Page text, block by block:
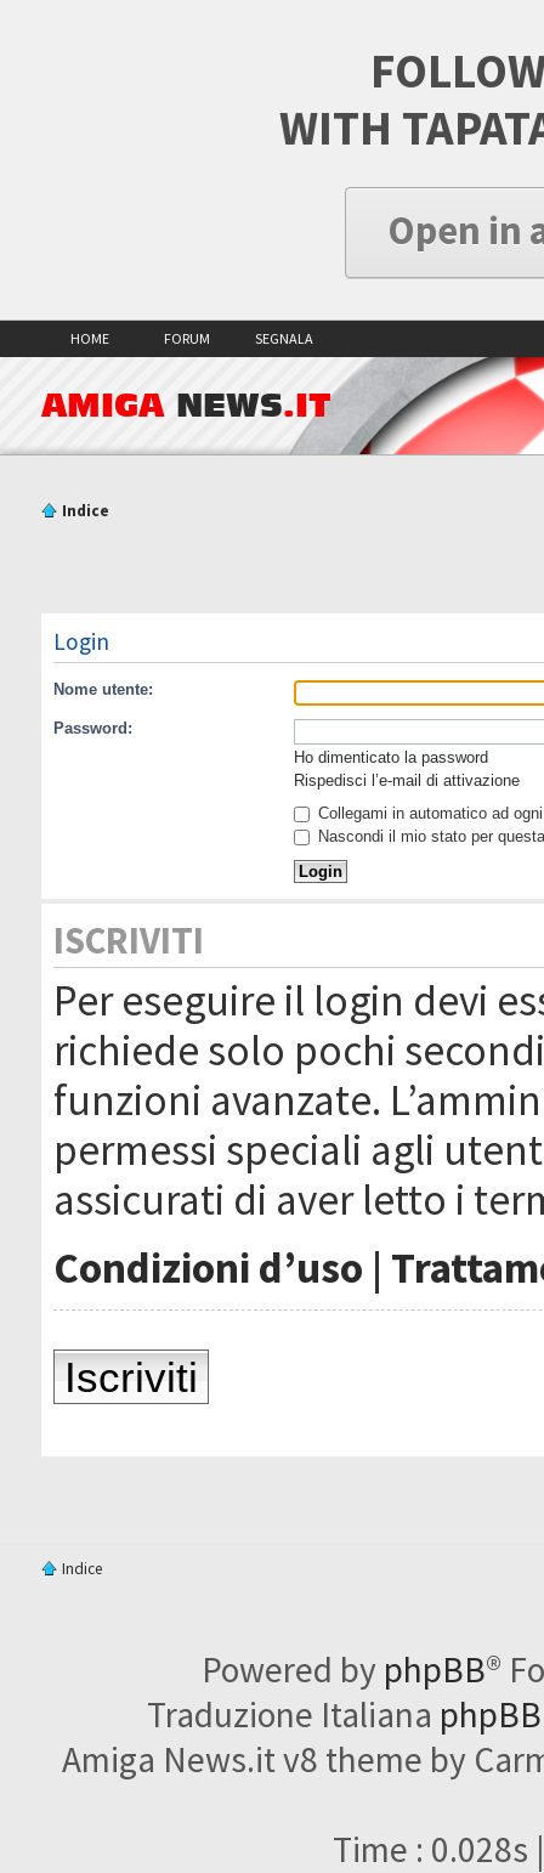
WITH
Open in
HOME FORUM SEGNALA
AMIGA NEWS.IT
Indice
Login
Nome utente:
Password:
Ho dimenticato la password
Rispedisci l’e-mail di attivazione
Collegami in automatico ad
Nascondi il mio stato per
ISCRIVITI
Per eseguire il login devi
richiede solo pochi
funzioni avanzate.
permessi speciali agli
assicurati di aver letto i
Condizioni d’uso |
Iscriviti
Indice
Powered by phpBB®
Traduzione Italiana
Amiga News.it v8 theme by
Time : 0.028s